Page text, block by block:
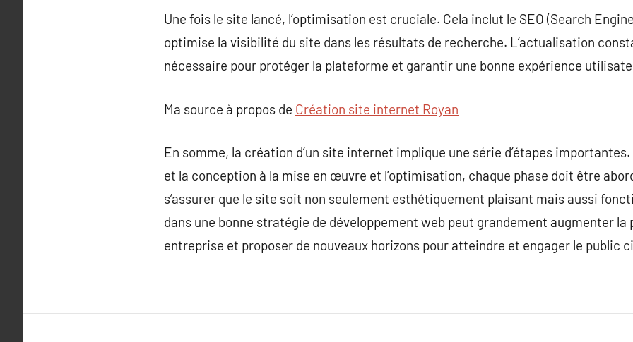
Une fois le site lancé, l’optimisation est cruciale. Cela inclut le SEO (Search
optimise la visibilité du site dans les résultats de recherche. L’actualisation
nécessaire pour protéger la plateforme et garantir une bonne expérience
Ma source à propos de Création site internet Royan
En somme, la création d’un site internet implique une série d’étapes
et la conception à la mise en œuvre et l’optimisation, chaque phase doit être
s’assurer que le site soit non seulement esthétiquement plaisant mais aussi
dans une bonne stratégie de développement web peut grandement augmenter la
entreprise et proposer de nouveaux horizons pour atteindre et engager le public